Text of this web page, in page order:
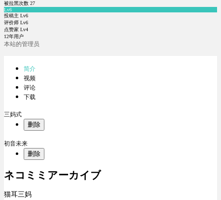
被拉黑次数 27
Lv6
投稿主 Lv6
评价师 Lv6
点赞家 Lv4
12年用户
本站的管理员
简介
视频
评论
下载
三妈式
删除
初音未来
删除
ネコミミアーカイブ
猫耳三妈